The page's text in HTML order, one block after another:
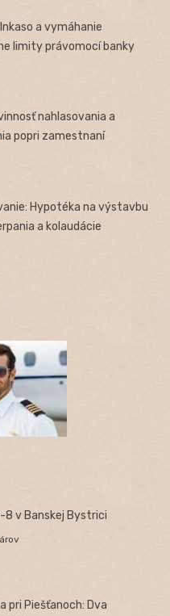
a vymáhanie
limity právomocí banky
nahlasovania a
popri zamestnaní
Hypotéka na výstavbu
a kolaudácie
8 v Banskej Bystrici
pri Piešťanoch: Dva